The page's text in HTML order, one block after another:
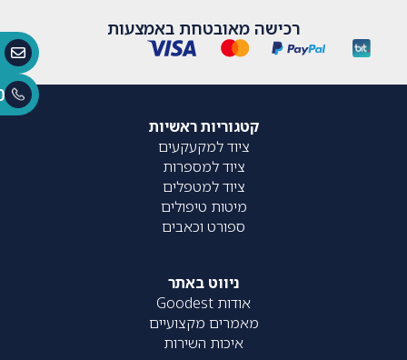
רכישה מאובטחת באמצעות
קטגוריות ראשיות
ציוד למקעקעים
ציוד למספרות
ציוד למטפלים
מיטות טיפולים
ספורט וכאבים
ניווט באתר
אודות Goodest
מאמרים מקצועיים
איכות השירות